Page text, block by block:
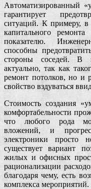
Автоматизированный
гарантирует
ситуаций. К примеру,
капитального
показателю.
способны
стороны соседей. В
актуально, так как
ремонт потолков, но и
свойство вздуваться
Стоимость создания
комфортабельности
что любого рода
вложений, и
электроники просто
существует вариант
жилых и офисных
рационализации
благодаря чему, есть
комплекса мероприятий.